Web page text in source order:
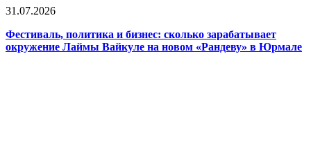
31.07.2026
Фестиваль, политика и бизнес: сколько зарабатывает
окружение Лаймы Вайкуле на новом «Рандеву» в Юрмале